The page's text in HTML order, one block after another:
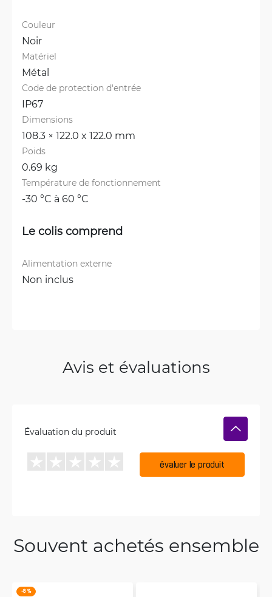
Couleur
Noir
Matériel
Métal
Code de protection d'entrée
IP67
Dimensions
108.3 × 122.0 x 122.0 mm
Poids
0.69 kg
Température de fonctionnement
-30 °C à 60 °C
Le colis comprend
Alimentation externe
Non inclus
Avis et évaluations
Évaluation du produit
évaluer le produit
Souvent achetés ensemble
-8 %